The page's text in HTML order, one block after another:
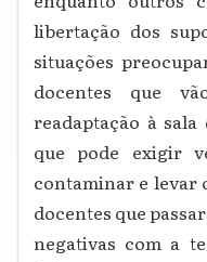
libertação dos
situações
docentes que
readaptação à
que pode exigir
contaminar e levar
docentes que
negativas com a